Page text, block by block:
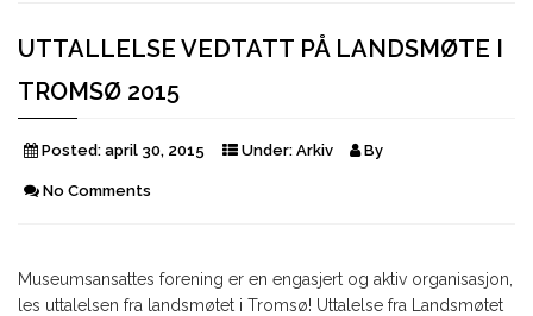
UTTALLELSE VEDTATT PÅ LANDSMØTE I
TROMSØ 2015
Posted: april 30, 2015 Under: Arkiv By
No Comments
Museumsansattes forening er en engasjert og aktiv organisasjon,
les uttalelsen fra landsmøtet i Tromsø! Uttalelse fra Landsmøtet